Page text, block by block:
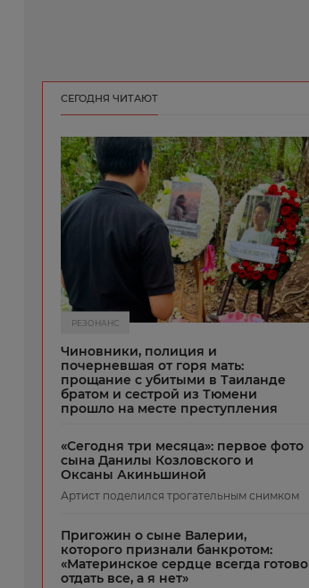
СЕГОДНЯ ЧИТАЮТ
РЕЗОНАНС
Чиновники, полиция и
почерневшая от горя мать:
прощание с убитыми в Таиланде
братом и сестрой из Тюмени
прошло на месте преступления
«Сегодня три месяца»: первое фото
сына Данилы Козловского и
Оксаны Акиньшиной
Артист поделился трогательным снимком
Пригожин о сыне Валерии,
которого признали банкротом:
«Материнское сердце всегда готово
отдать все, а я нет»